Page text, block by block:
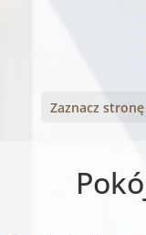
Zaznacz stronę